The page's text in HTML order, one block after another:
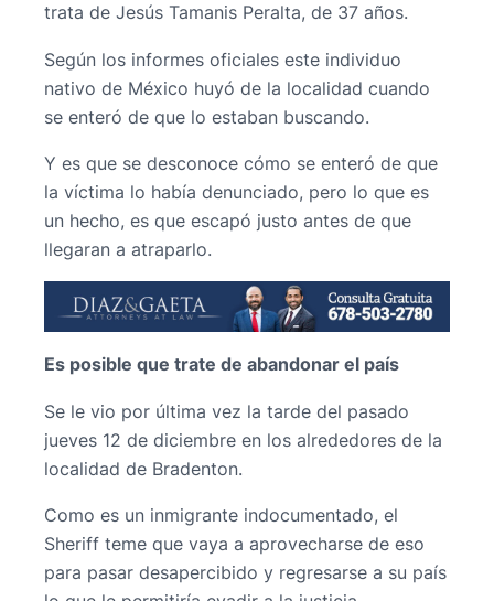
trata de Jesús Tamanis Peralta, de 37 años.
Según los informes oficiales este individuo
nativo de México huyó de la localidad cuando
se enteró de que lo estaban buscando.
Y es que se desconoce cómo se enteró de que
la víctima lo había denunciado, pero lo que es
un hecho, es que escapó justo antes de que
llegaran a atraparlo.
Es posible que trate de abandonar el país
Se le vio por última vez la tarde del pasado
jueves 12 de diciembre en los alrededores de la
localidad de Bradenton.
Como es un inmigrante indocumentado, el
Sheriff teme que vaya a aprovecharse de eso
para pasar desapercibido y regresarse a su país